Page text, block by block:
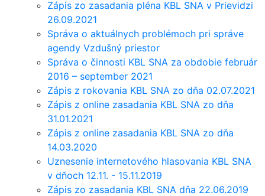
Zápis zo zasadania pléna KBL SNA v Prievidzi
26.09.2021
Správa o aktuálnych problémoch pri správe
agendy Vzdušný priestor
Správa o činnosti KBL SNA za obdobie február
2016 – september 2021
Zápis z rokovania KBL SNA zo dňa 02.07.2021
Zápis z online zasadania KBL SNA zo dňa
31.01.2021
Zápis z online zasadania KBL SNA zo dňa
14.03.2020
Uznesenie internetového hlasovania KBL SNA
v dňoch 12.11. - 15.11.2019
Zápis zo zasadania KBL SNA dňa 22.06.2019